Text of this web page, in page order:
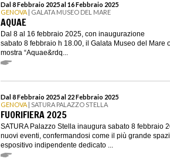
Dal 8 Febbraio 2025 al 16 Febbraio 2025
GENOVA | GALATA MUSEO DEL MARE
AQUAE
Dal 8 al 16 febbraio 2025, con inaugurazione
sabato 8 febbraio h 18.00, il Galata Museo del Mare
mostra “Aquae&rdq...
Dal 8 Febbraio 2025 al 22 Febbraio 2025
GENOVA | SATURA PALAZZO STELLA
FUORIFIERA 2025
SATURA Palazzo Stella inaugura sabato 8 febbraio
nuovi eventi, confermandosi come il più grande
espositivo indipendente dedicato ...